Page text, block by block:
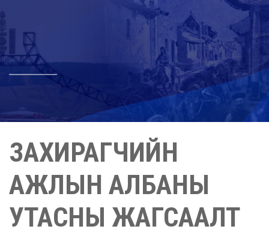
ЗАХИРАГЧИЙН
АЖЛЫН АЛБАНЫ
УТАСНЫ ЖАГСААЛТ